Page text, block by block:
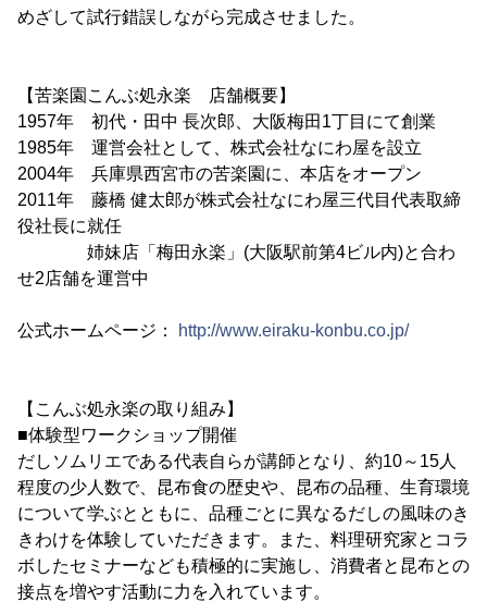
めざして試行錯誤しながら完成させました。
【苦楽園こんぶ処永楽 店舗概要】
1957年 初代・田中 長次郎、大阪梅田1丁目にて創業
1985年 運営会社として、株式会社なにわ屋を設立
2004年 兵庫県西宮市の苦楽園に、本店をオープン
2011年 藤橋 健太郎が株式会社なにわ屋三代目代表取締
役社長に就任
姉妹店「梅田永楽」(大阪駅前第4ビル内)と合わ
せ2店舗を運営中
公式ホームページ： http://www.eiraku-konbu.co.jp/
【こんぶ処永楽の取り組み】
■体験型ワークショップ開催
だしソムリエである代表自らが講師となり、約10～15人
程度の少人数で、昆布食の歴史や、昆布の品種、生育環境
について学ぶとともに、品種ごとに異なるだしの風味のき
きわけを体験していただきます。また、料理研究家とコラ
ボしたセミナーなども積極的に実施し、消費者と昆布との
接点を増やす活動に力を入れています。